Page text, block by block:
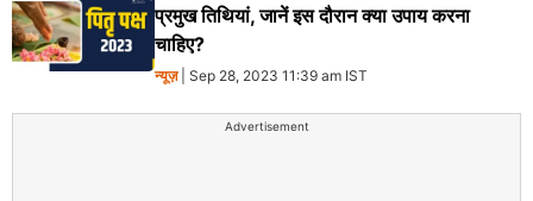
प्रमुख तिथियां, जानें इस दौरान क्या उपाय करना
चाहिए?
न्यूज़| Sep 28, 2023 11:39 am IST
Advertisement